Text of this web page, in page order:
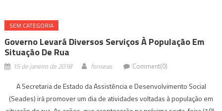
SEM CATEGORIA
Governo Levará Diversos Serviços À População Em
Situação De Rua
15 de janeiro de 2018 fonseas Comment(0)
A Secretaria de Estado da Assistência e Desenvolvimento Social
(Seades) irá promover um dia de atividades voltadas à população em